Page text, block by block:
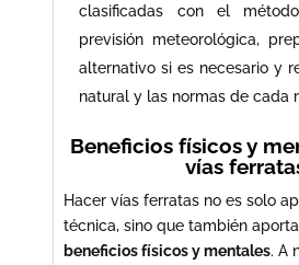
clasificadas con el
previsión meteorológica,
alternativo si es necesario y
natural y las normas de cada
Beneficios físicos y
vías
Hacer vías ferratas no es solo
técnica, sino que también
beneficios físicos y mentales. A